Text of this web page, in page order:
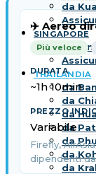
da
SINGAPORE
da
THAILANDIA
da
da
da
da
da
da
da
✈️ Aereo
Più veloce
~1h 10min
Variabile
Firefly,
dipendenti